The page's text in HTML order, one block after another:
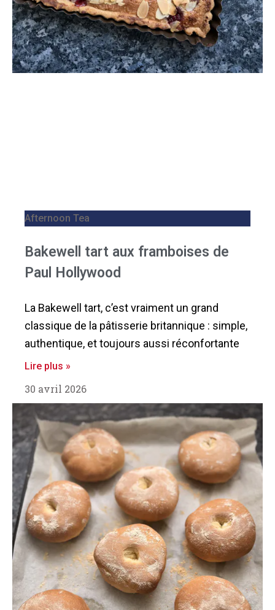
Afternoon Tea
Bakewell tart aux framboises de
Paul Hollywood
La Bakewell tart, c’est vraiment un grand
classique de la pâtisserie britannique : simple,
authentique, et toujours aussi réconfortante
Lire plus »
30 avril 2026